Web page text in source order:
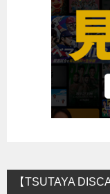
【TSUTAYA